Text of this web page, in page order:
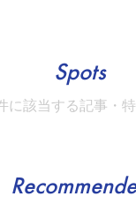
Spots
に該当する記事・